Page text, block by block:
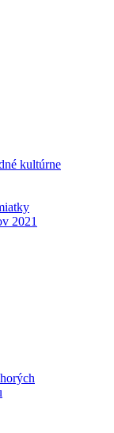
kultúrne
2021